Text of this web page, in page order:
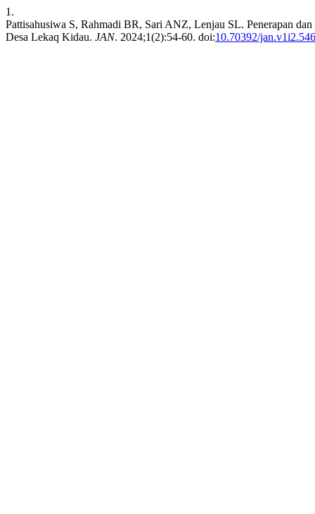
1.
Pattisahusiwa S, Rahmadi BR, Sari ANZ, Lenjau SL. Penerapan
Desa Lekaq Kidau. JAN. 2024;1(2):54-60. doi:10.70392/